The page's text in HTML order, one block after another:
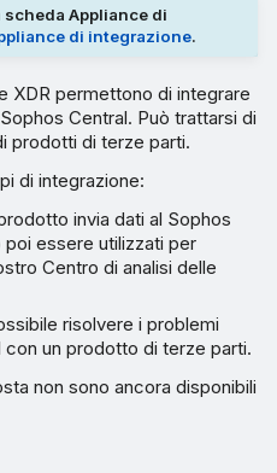
Appliance di
di integrazione.
XDR permettono di integrare
Central. Può trattarsi di
prodotti di terze parti.
di integrazione:
invia dati al Sophos
essere utilizzati per
Centro di analisi delle
risolvere i problemi
un prodotto di terze parti.
non sono ancora disponibili